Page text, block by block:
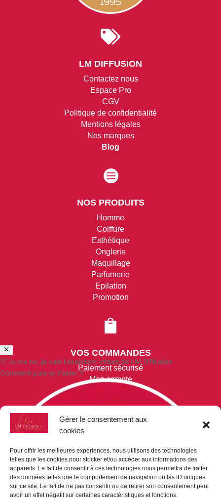
Gérer le consentement aux
cookies
Pour offrir les meilleures expériences, nous utilisons des technologies
telles que les cookies pour stocker et/ou accéder aux informations des
appareils. Le fait de consentir à ces technologies nous permettra de traiter
des données telles que le comportement de navigation ou les ID uniques
sur ce site. Le fait de ne pas consentir ou de retirer son consentement peut
avoir un effet négatif sur certaines caractéristiques et fonctions.

LM DIFFUSION
Contactez nous
Espace Pro
CGV
Politique de confidentialité
Mentions légales
Nos marques
Blog

NOS PRODUITS
Homme
Coiffure
Esthétique
Onglerie
Maquillage
Parfumerie
Epilation
Promotion

VOS COMMANDES
Paiement sécurisé
Mon compte
NOUS CONTACTER
LM-DIFFUSION
Bp 9019
98716 Pirae
👋 Ia ora na, je suis l'assistant virtuel de LM Diffusion
Comment puis-je t'aider ?